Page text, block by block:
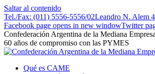
Saltar al contenido
Tel./Fax: (011) 5556-5556/02Leandro N. Alem
Facebook page opens in new windowTwitter
Confederación Argentina de la Mediana
60 años de compromiso con las PYMES
Qué es CAME